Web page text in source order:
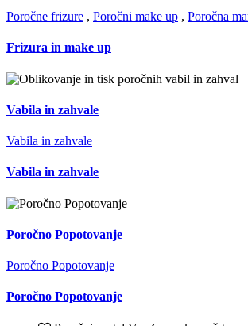
Poročne frizure , Poročni make up , Poročna
Frizura in make up
Vabila in zahvale
Vabila in zahvale
Vabila in zahvale
Poročno Popotovanje
Poročno Popotovanje
Poročno Popotovanje